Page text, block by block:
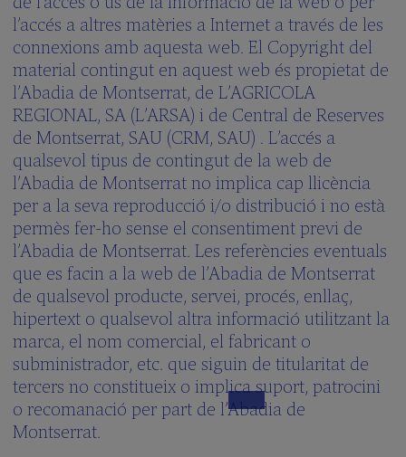
de
contacte
Vols
visitar
l’Escolania?
Història
Activitats
per
a
Escoles
Què
vols
saber?
(FAQS)
Canta
amb
nosaltres!
Juga
amb
nosaltres
EL
COR
l’accés a altres matèries a Internet a través de les
connexions amb aquesta web. El Copyright del
material contingut en aquest web és propietat de
l’Abadia de Montserrat, de L’AGRICOLA
REGIONAL, SA (L’ARSA) i de Central de Reserves
de Montserrat, SAU (CRM, SAU) . L’accés a
qualsevol tipus de contingut de la web de
l’Abadia de Montserrat no implica cap llicència
per a la seva reproducció i/o distribució i no està
permès fer-ho sense el consentiment previ de
l’Abadia de Montserrat. Les referències eventuals
que es facin a la web de l’Abadia de Montserrat
de qualsevol producte, servei, procés, enllaç,
hipertext o qualsevol altra informació utilitzant la
marca, el nom comercial, el fabricant o
subministrador, etc. que siguin de titularitat de
tercers no constitueix o implica suport, patrocini
o recomanació per part de l’Abadia de
Montserrat.